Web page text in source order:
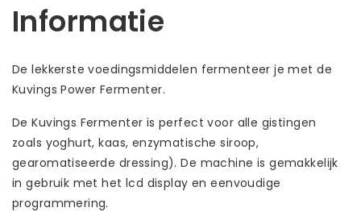
Informatie
De lekkerste voedingsmiddelen fermenteer je met de
Kuvings Power Fermenter.
De Kuvings Fermenter is perfect voor alle gistingen
zoals yoghurt, kaas, enzymatische siroop,
gearomatiseerde dressing). De machine is gemakkelijk
in gebruik met het lcd display en eenvoudige
programmering.